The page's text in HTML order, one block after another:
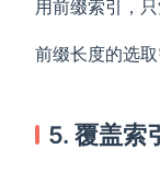
用前缀索引，
前缀长度的选
5. 覆盖索引